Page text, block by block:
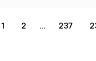
1 2 ... 237